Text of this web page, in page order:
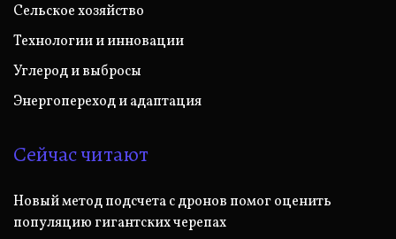
Сельское хозяйство
Технологии и инновации
Углерод и выбросы
Энергопереход и адаптация
Сейчас читают
Новый метод подсчета с дронов помог оценить
популяцию гигантских черепах